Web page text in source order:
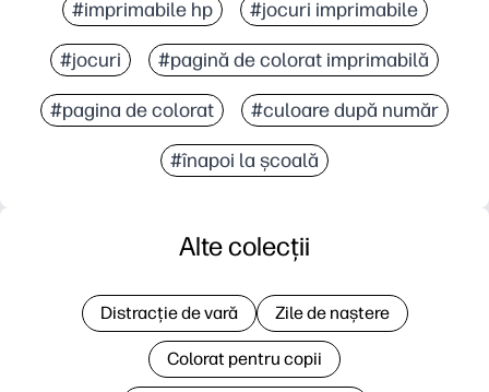
#imprimabile hp #jocuri imprimabile
#jocuri #pagină de colorat imprimabilă
#pagina de colorat #culoare după număr
#înapoi la școală
Alte colecții
Distracție de vară Zile de naștere
Colorat pentru copii